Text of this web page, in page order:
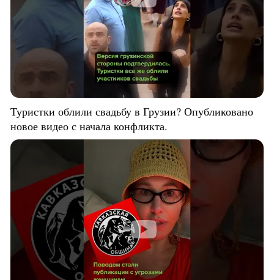
Туристки облили свадьбу в Грузии? Опубликовано
новое видео с начала конфликта.